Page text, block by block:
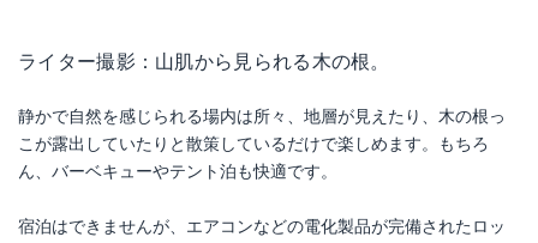
ライター撮影：山肌から見られる木の根。
静かで自然を感じられる場内は所々、地層が見えたり、木の根っ
こが露出していたりと散策しているだけで楽しめます。もちろ
ん、バーベキューやテント泊も快適です。
宿泊はできませんが、エアコンなどの電化製品が完備されたロッ